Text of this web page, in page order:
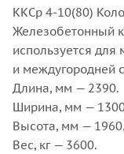
ККСр 4-10(80)
Железобетонный
используется
и междугородней
Длина, мм — 2390.
Ширина, мм —
Высота, мм — 1960.
Вес, кг — 3600.